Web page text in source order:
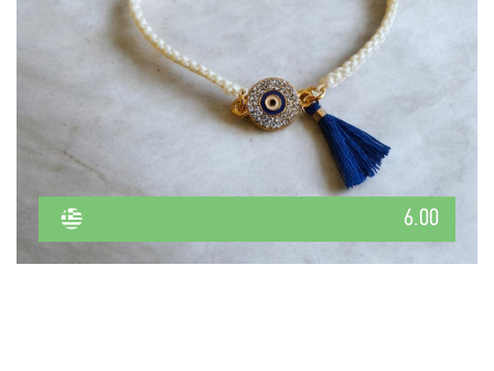
6.00